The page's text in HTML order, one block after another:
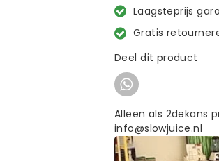
Laagsteprijs
Gratis
Deel dit product
Alleen als 2dekans
info@slowjuice.nl